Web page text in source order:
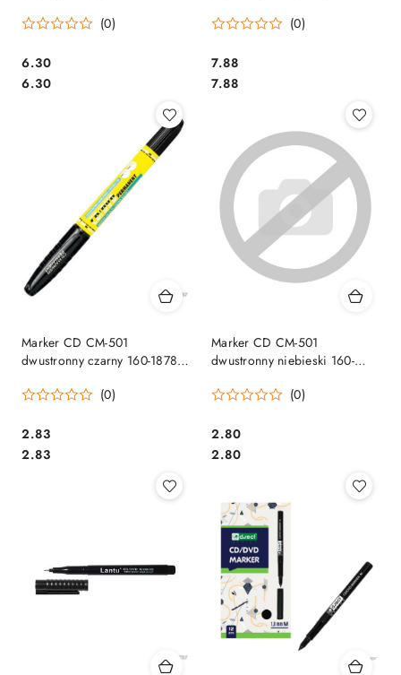
(0)
Cena:
6.30
Cena:
6.30
(0)
Cena:
7.88
Cena:
7.88
Marker CD CM-501
dwustronny czarny 160-1878
(0)
Cena:
2.83
Cena:
2.83
Marker CD CM-501
dwustronny niebieski 160-
(0)
Cena:
2.80
Cena:
2.80